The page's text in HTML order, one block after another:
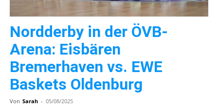
Nordderby in der ÖVB-
Arena: Eisbären
Bremerhaven vs. EWE
Baskets Oldenburg
Von Sarah - 05/08/2025